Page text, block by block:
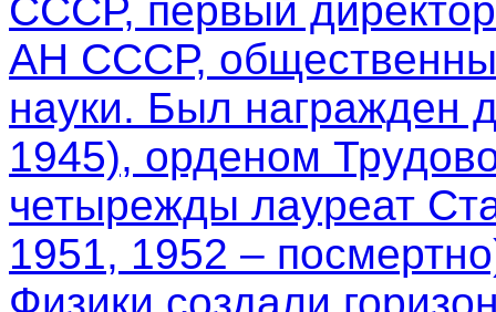
СССР, первый
АН СССР,
науки. Был награжден
1945), орденом
четырежды лауреат
1951, 1952 –